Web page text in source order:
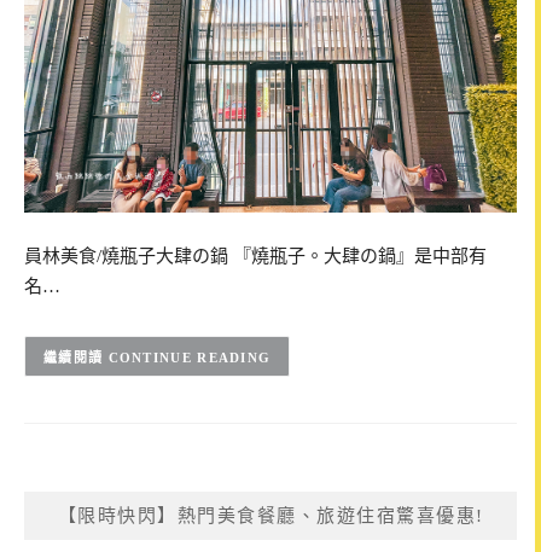
員林美食/燒瓶子大肆の鍋 『燒瓶子。大肆の鍋』是中部有
名…
CONTINUE READING
【限時快閃】熱門美食餐廳、旅遊住宿驚喜優惠!